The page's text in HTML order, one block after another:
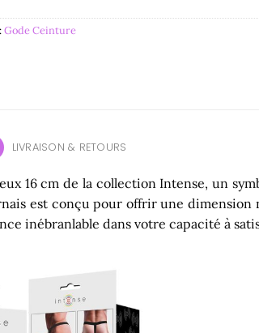
Gode Ceinture
LIVRAISON & RETOURS
16 cm de la collection Intense, un
est conçu pour offrir une dimension
inébranlable dans votre capacité à